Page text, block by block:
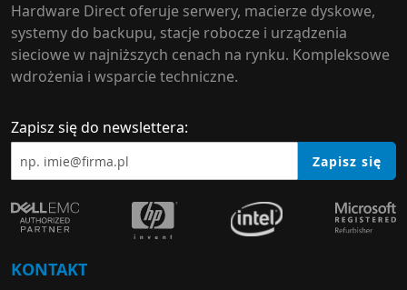
Hardware Direct oferuje serwery, macierze dyskowe,
systemy do backupu, stacje robocze i urządzenia
sieciowe w najniższych cenach na rynku. Kompleksowe
wdrożenia i wsparcie techniczne.
Zapisz się do newslettera:
Zapisz się
KONTAKT